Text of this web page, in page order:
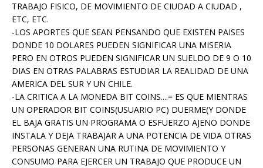
TRABAJO FISICO, DE MOVIMIENTO DE CIUDAD A CIUDAD ,
ETC, ETC.
-LOS APORTES QUE SEAN PENSANDO QUE EXISTEN PAISES
DONDE 10 DOLARES PUEDEN SIGNIFICAR UNA MISERIA
PERO EN OTROS PUEDEN SIGNIFICAR UN SUELDO DE 9 O 10
DIAS EN OTRAS PALABRAS ESTUDIAR LA REALIDAD DE UNA
AMERICA DEL SUR Y UN CHILE.
-LA CRITICA A LA MONEDA BIT COINS....= ES QUE MIENTRAS
UN OPERADOR BIT COINS(USUARIO PC) DUERME(Y DONDE
EL BAJA GRATIS UN PROGRAMA O ESFUERZO AJENO DONDE
INSTALA Y DEJA TRABAJAR A UNA POTENCIA DE VIDA OTRAS
PERSONAS GENERAN UNA RUTINA DE MOVIMIENTO Y
CONSUMO PARA EJERCER UN TRABAJO QUE PRODUCE UN